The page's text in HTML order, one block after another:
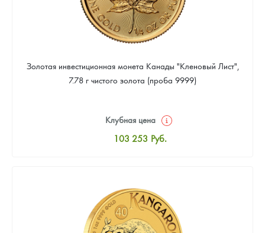
Золотая инвестиционная монета Канады "Кленовый Лист",
7.78 г чистого золота (проба 9999)
Клубная цена
103 253 Руб.
Цена выкупа
92 479 Руб.